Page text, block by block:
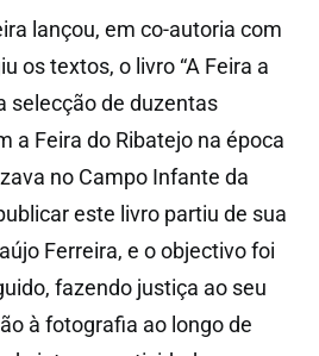
lançou, em co-autoria com
os textos, o livro “A Feira a
selecção de duzentas
a Feira do Ribatejo na época
no Campo Infante da
este livro partiu de sua
Ferreira, e o objectivo foi
fazendo justiça ao seu
à fotografia ao longo de